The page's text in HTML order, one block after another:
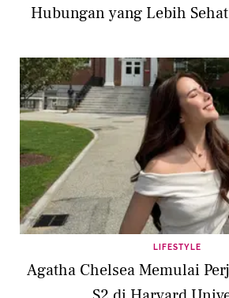
Hubungan yang Lebih
LIFESTYLE
Agatha Chelsea Memulai